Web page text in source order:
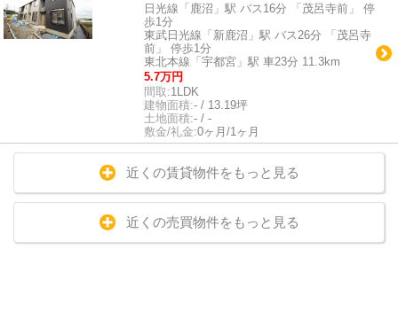
日光線「鹿沼」駅 バス16分 「茂呂寺前」 停
歩1分
東武日光線「新鹿沼」駅 バス26分 「茂呂寺
前」 停歩1分
東北本線「宇都宮」駅 車23分 11.3km
5.7万円
間取:1LDK
建物面積:- / 13.19坪
土地面積:- / -
敷金/礼金:0ヶ月/1ヶ月
近くの賃貸物件をもっと見る
近くの売買物件をもっと見る